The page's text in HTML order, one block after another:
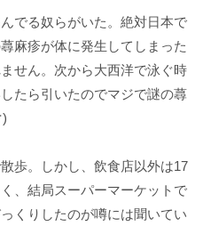
でる奴らがいた。絶対日本で
麻疹が体に発生してしまった
せん。次から大西洋で泳ぐ時
たら引いたのでマジで謎の蕁
歩。しかし、飲食店以外は17
、結局スーパーマーケットで
くりしたのが噂には聞いてい